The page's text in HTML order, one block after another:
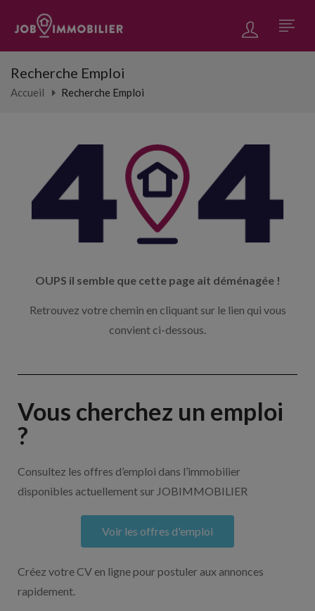
Recherche Emploi
Accueil Recherche Emploi
OUPS il semble que cette page ait déménagée !
Retrouvez votre chemin en cliquant sur le lien qui vous
convient ci-dessous.
Vous cherchez un emploi
?
Consultez les offres d’emploi dans l’immobilier
disponibles actuellement sur JOBIMMOBILIER
Voir les offres d'emploi
Créez votre CV en ligne pour postuler aux annonces
rapidement.